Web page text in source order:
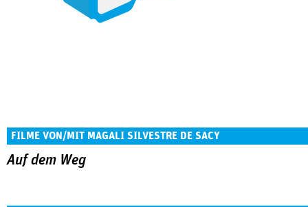
FILME VON/MIT MAGALI SILVESTRE DE SACY
Auf dem Weg